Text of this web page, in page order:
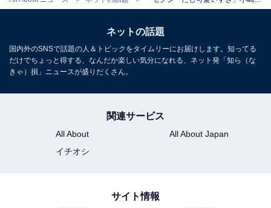
ネットの話題
国内外のSNSで話題の人＆トピックをタイムリーにお届けします。知ってる
だけでちょっと得する、なんだか楽しい気分になれる、ネット発「知ら（な
きゃ）損」ニュースが盛りだくさん。
関連サービス
All About
All About Japan
イチオシ
サイト情報